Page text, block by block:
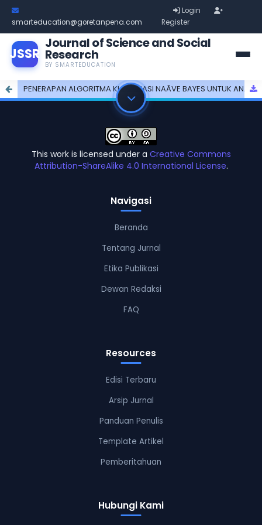
smarteducation@goretanpena.com
Login
Register
JSSR
Journal of Science and Social
Research
BY SMARTEDUCATION
PENERAPAN ALGORITMA KLASIFIKASI NAÃVE BAYES UNTUK ANALISIS SENTIMEN TENTANG PEMINDAHAN IBU KOTA NEGARA
This work is licensed under a Creative Commons
Attribution-ShareAlike 4.0 International License.
Navigasi
Beranda
Tentang Jurnal
Etika Publikasi
Dewan Redaksi
FAQ
Resources
Edisi Terbaru
Arsip Jurnal
Panduan Penulis
Template Artikel
Pemberitahuan
Hubungi Kami